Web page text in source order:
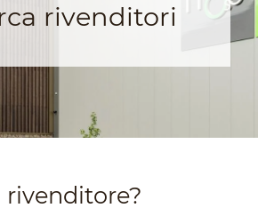
rivenditori
rivenditore?